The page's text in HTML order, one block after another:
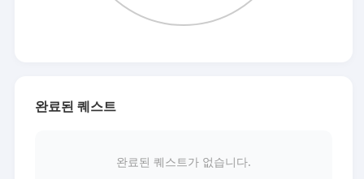
완료된 퀘스트
완료된 퀘스트가 없습니다.